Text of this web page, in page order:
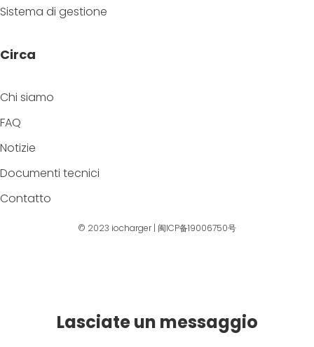
Sistema di gestione
Circa
Chi siamo
FAQ
Notizie
Documenti tecnici
Contatto
© 2023 iocharger| 闽ICP备19006750号
Lasciate un messaggio